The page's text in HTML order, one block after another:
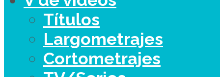
Títulos
Largometrajes
Cortometrajes